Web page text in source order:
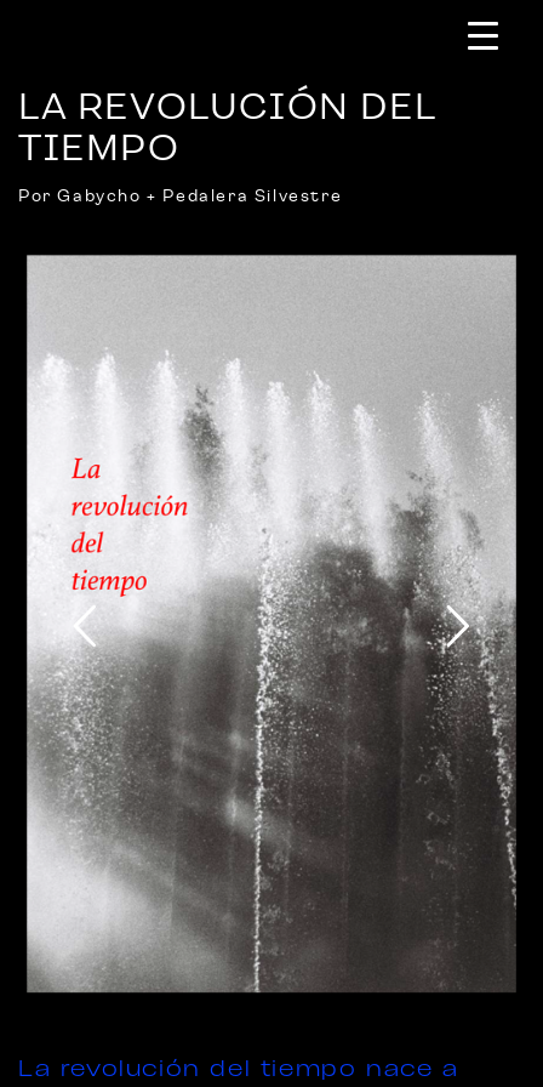
LA REVOLUCIÓN DEL
TIEMPO
Por Gabycho + Pedalera Silvestre
La revolución del tiempo nace a